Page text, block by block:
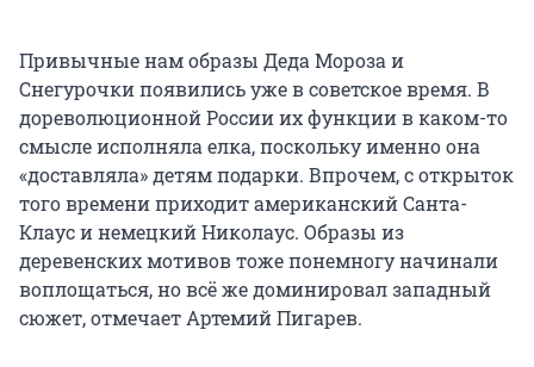
Привычные нам образы Деда Мороза и
Снегурочки появились уже в советское время. В
дореволюционной России их функции в каком-то
смысле исполняла елка, поскольку именно она
«доставляла» детям подарки. Впрочем, с открыток
того времени приходит американский Санта-
Клаус и немецкий Николаус. Образы из
деревенских мотивов тоже понемногу начинали
воплощаться, но всё же доминировал западный
сюжет, отмечает Артемий Пигарев.